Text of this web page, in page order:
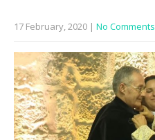
17 February, 2020 | No Comments